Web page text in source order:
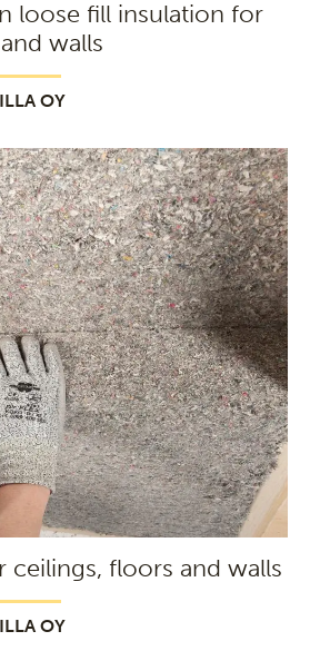
loose fill insulation for
walls
OY
ceilings, floors and walls
OY